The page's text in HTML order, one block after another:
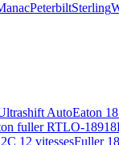
PeterbiltSterling
AutoEaton
fuller RTLO-
12 vitessesFuller